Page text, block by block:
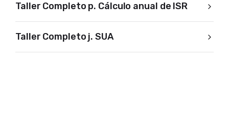
Taller Completo p. Cálculo anual de ISR
Taller Completo j. SUA